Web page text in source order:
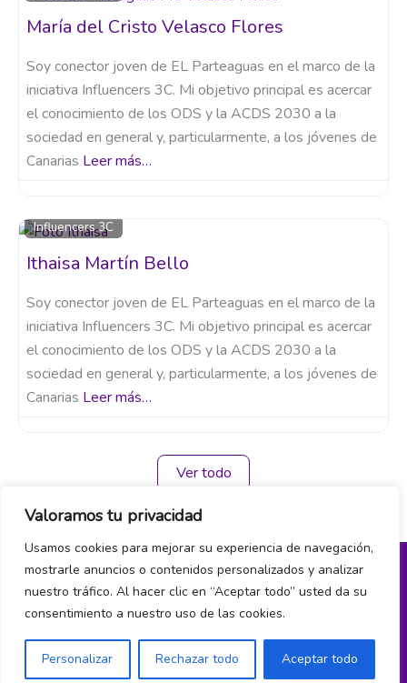
Valoramos tu privacidad
Usamos cookies para mejorar su experiencia de navegación,
mostrarle anuncios o contenidos personalizados y analizar
nuestro tráfico. Al hacer clic en “Aceptar todo” usted da su
consentimiento a nuestro uso de las cookies.
Personalizar Rechazar todo Aceptar todo
María del Cristo Velasco Flores
Soy conector joven de EL Parteaguas en el marco de la
iniciativa Influencers 3C. Mi objetivo principal es acercar
el conocimiento de los ODS y la ACDS 2030 a la
sociedad en general y, particularmente, a los jóvenes de
Canarias Leer más…
Influencers 3C
Ithaisa Martín Bello
Soy conector joven de EL Parteaguas en el marco de la
iniciativa Influencers 3C. Mi objetivo principal es acercar
el conocimiento de los ODS y la ACDS 2030 a la
sociedad en general y, particularmente, a los jóvenes de
Canarias Leer más…
Ver todo
Política de privacidad y cookies
¿Hablamos?